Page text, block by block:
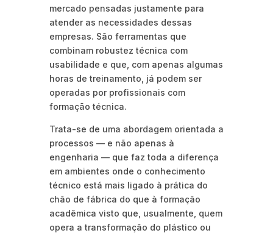
mercado pensadas justamente para
atender as necessidades dessas
empresas. São ferramentas que
combinam robustez técnica com
usabilidade e que, com apenas algumas
horas de treinamento, já podem ser
operadas por profissionais com
formação técnica.
Trata-se de uma abordagem orientada a
processos — e não apenas à
engenharia — que faz toda a diferença
em ambientes onde o conhecimento
técnico está mais ligado à prática do
chão de fábrica do que à formação
acadêmica visto que, usualmente, quem
opera a transformação do plástico ou